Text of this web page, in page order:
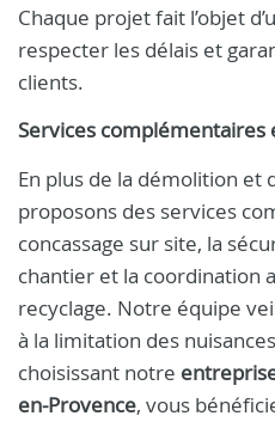
Chaque projet fait l’objet
respecter les délais et
clients.
Services complémentaires
En plus de la démolition et
proposons des services
concassage sur site, la
chantier et la coordination
recyclage. Notre équipe
à la limitation des
choisissant notre
en-Provence, vous